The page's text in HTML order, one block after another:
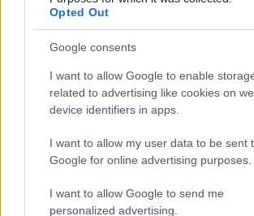
Opted Out
Google consents
I want to allow Google to enable
related to advertising like cookies on
device identifiers in apps.
I want to allow my user data to be sent
Google for online advertising purposes.
I want to allow Google to send me
personalized advertising.